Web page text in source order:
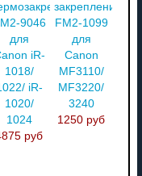
9046
для
iR-
1018/
iR-
1020/
1024
руб
закрепления
FM2-1099
для
Canon
MF3110/
MF3220/
3240
1250 руб